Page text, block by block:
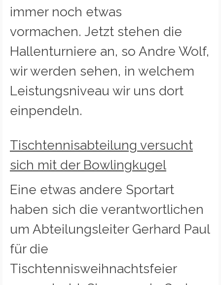
immer noch etwas
vormachen. Jetzt stehen die
Hallenturniere an, so Andre Wolf,
wir werden sehen, in welchem
Leistungsniveau wir uns dort
einpendeln.
Tischtennisabteilung versucht
sich mit der Bowlingkugel
Eine etwas andere Sportart
haben sich die verantwortlichen
um Abteilungsleiter Gerhard Paul
für die
Tischtennisweihnachtsfeier